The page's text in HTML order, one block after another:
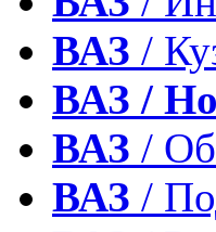
ВАЗ /
ВАЗ /
ВАЗ /
ВАЗ /